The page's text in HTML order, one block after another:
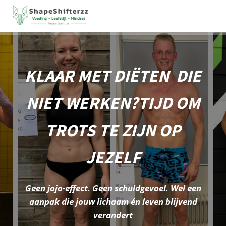
KLAAR MET DIËTEN DIE
NIET WERKEN?TIJD OM
TROTS TE ZIJN OP
JEZELF
Geen jojo-effect. Geen schuldgevoel. Wel een
aanpak die jouw lichaam én leven blijvend
verandert
policy
om
Ze
gebruikt
deze